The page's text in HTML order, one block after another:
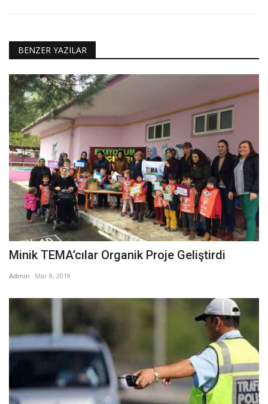
BENZER YAZILAR
Minik TEMA’cılar Organik Proje Geliştirdi
Admin Mar 8, 2018